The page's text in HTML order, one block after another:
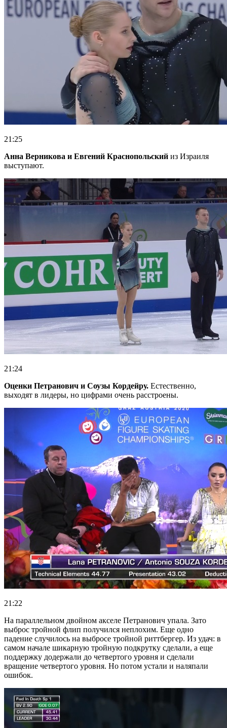
21:25
Анна Верникова и Евгений Краснопольский из Израиля
выступают.
21:24
Оценки Петранович и Соузы Кордейру. Естественно,
выходят в лидеры, но цифрами очень расстроены.
21:22
На параллельном двойном акселе Петранович упала. Зато
выброс тройной флип получился неплохим. Еще одно
падение случилось на выбросе тройной риттбергер. Из удач: в
самом начале шикарную тройную подкрутку сделали, а еще
поддержку додержали до четвертого уровня и сделали
вращение четвертого уровня. Но потом устали и наляпали
ошибок.